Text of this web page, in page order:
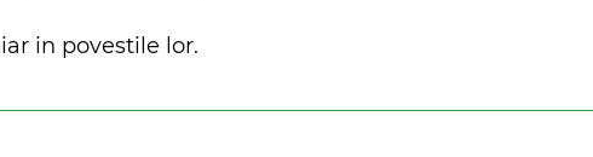
in povestile lor.